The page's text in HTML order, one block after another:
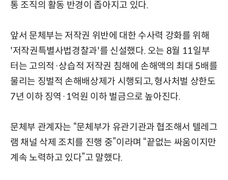
통 조직의 활동 반경이 좁아지고 있다.
앞서 문체부는 저작권 위반에 대한 수사력 강화를 위해
'저작권특별사법경찰과'를 신설했다. 오는 8월 11일부
터는 고의적·상습적 저작권 침해에 손해액의 최대 5배를
물리는 징벌적 손해배상제가 시행되고, 형사처벌 상한도
7년 이하 징역·1억원 이하 벌금으로 높아진다.
문체부 관계자는 “문체부가 유관기관과 협조해서 텔레그
램 채널 삭제 조치를 진행 중”이라며 “끝없는 싸움이지만
계속 노력하고 있다”고 말했다.